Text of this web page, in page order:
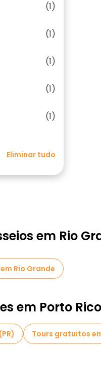
(1)
(1)
(1)
(1)
(1)
Eliminar tudo
em Rio
Rio Grande
em Porto Rico
Tours gratuitos